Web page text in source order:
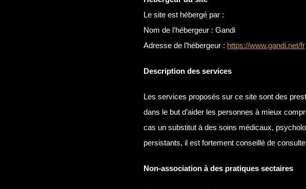
Le site est hébergé par :
Nom de l’hébergeur : Gandi
Adresse de l’hébergeur : https://www.gandi.net/fr
Description des services
Les services proposés sur ce site sont des
dans le but d’aider les personnes à mieux
cas un substitut à des soins médicaux,
persistants, il est fortement conseillé de
Non-association à des pratiques sectaires